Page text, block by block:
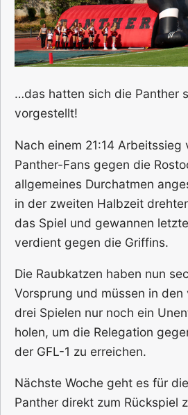
…das hatten sich die Panther
vorgestellt!
Nach einem 21:14 Arbeitssieg
Panther-Fans gegen die
allgemeines Durchatmen
in der zweiten Halbzeit
das Spiel und gewannen
verdient gegen die Griffins.
Die Raubkatzen haben nun
Vorsprung und müssen in
drei Spielen nur noch ein
holen, um die Relegation
der GFL-1 zu erreichen.
Nächste Woche geht es für
Panther direkt zum Rückspiel